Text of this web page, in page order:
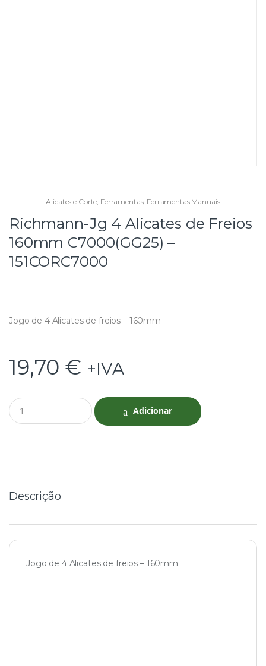
Alicates e Corte Ferramentas, Ferramentas Manuais
Richmann-Jg 4 Alicates de Freios
160mm C7000(GG25) –
151CORC7000
Jogo de 4 Alicates de freios – 160mm
19,70 € +IVA
Q
u
Adicionar
Descrição
Jogo de 4 Alicates de freios – 160mm